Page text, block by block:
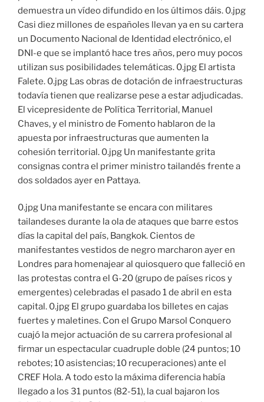
demuestra un vídeo difundido en los últimos dáis. 0.jpg
Casi diez millones de españoles llevan ya en su cartera
un Documento Nacional de Identidad electrónico, el
DNI-e que se implantó hace tres años, pero muy pocos
utilizan sus posibilidades telemáticas. 0.jpg El artista
Falete. 0.jpg Las obras de dotación de infraestructuras
todavía tienen que realizarse pese a estar adjudicadas.
El vicepresidente de Política Territorial, Manuel
Chaves, y el ministro de Fomento hablaron de la
apuesta por infraestructuras que aumenten la
cohesión territorial. 0.jpg Un manifestante grita
consignas contra el primer ministro tailandés frente a
dos soldados ayer en Pattaya.
0.jpg Una manifestante se encara con militares
tailandeses durante la ola de ataques que barre estos
días la capital del país, Bangkok. Cientos de
manifestantes vestidos de negro marcharon ayer en
Londres para homenajear al quiosquero que falleció en
las protestas contra el G-20 (grupo de países ricos y
emergentes) celebradas el pasado 1 de abril en esta
capital. 0.jpg El grupo guardaba los billetes en cajas
fuertes y maletines. Con el Grupo Marsol Conquero
cuajó la mejor actuación de su carrera profesional al
firmar un espectacular cuadruple doble (24 puntos; 10
rebotes; 10 asistencias; 10 recuperaciones) ante el
CREF Hola. A todo esto la máxima diferencia había
llegado a los 31 puntos (82-51), la cual bajaron los